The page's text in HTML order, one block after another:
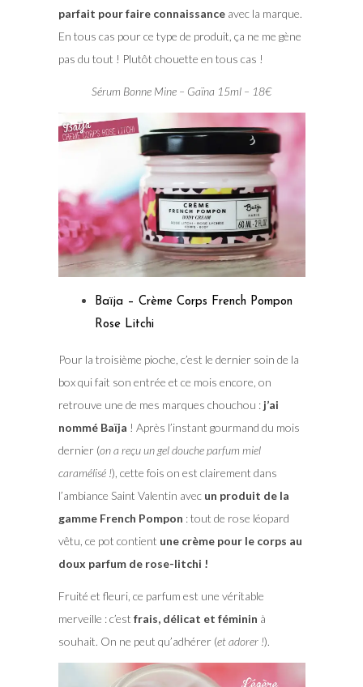
parfait pour faire connaissanceavec la marque.
En tous cas pour ce type de produit, ça ne me gène
pas du tout ! Plutôt chouette en tous cas !
Sérum Bonne Mine – Gaïna 15ml – 18€
Baïja – Crème Corps French Pompon
Rose Litchi
Pour la troisième pioche, c’est le dernier soin de la
box qui fait son entrée et ce mois encore, on
retrouve une de mes marques chouchou : j’ai
nommé Baïja ! Après l’instant gourmand du mois
dernier (on a reçu un gel douche parfum miel
caramélisé !), cette fois on est clairement dans
l’ambiance Saint Valentin avec un produit de la
gamme French Pompon : tout de rose léopard
vêtu, ce pot contient une crème pour le corps au
doux parfum de rose-litchi !
Fruité et fleuri, ce parfum est une véritable
merveille : c’est frais, délicat et féminin à
souhait. On ne peut qu’adhérer (et adorer !).